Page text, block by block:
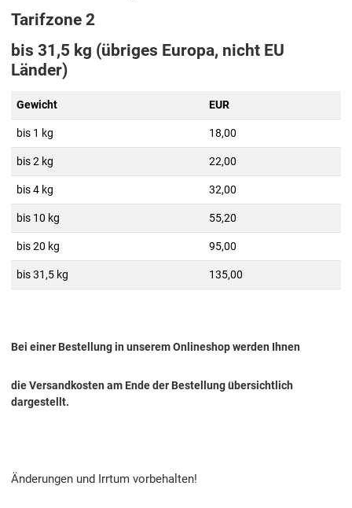
Tarifzone 2
bis 31,5 kg (übriges Europa, nicht EU
Länder)
Gewicht EUR
bis 1 kg 18,00
bis 2 kg 22,00
bis 4 kg 32,00
bis 10 kg 55,20
bis 20 kg 95,00
bis 31,5 kg 135,00
Bei einer Bestellung in unserem Onlineshop werden Ihnen
die Versandkosten am Ende der Bestellung übersichtlich
dargestellt.
Änderungen und Irrtum vorbehalten!